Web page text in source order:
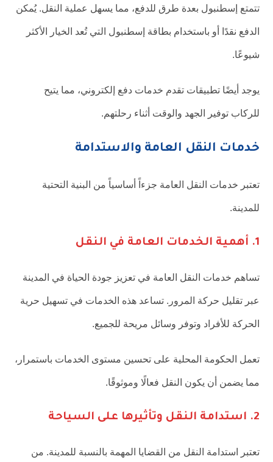
تتمتع إسطنبول بعدة طرق للدفع، مما يسهل عملية النقل. يُمكن
الدفع نقدًا أو باستخدام بطاقة إسطنبول التي تُعد الخيار الأكثر
شيوعًا.
يوجد أيضًا تطبيقات تقدم خدمات دفع إلكتروني، مما يتيح
للركاب توفير الجهد والوقت أثناء رحلتهم.
خدمات النقل العامة والاستدامة
تعتبر خدمات النقل العامة جزءاً أساسياً من البنية التحتية
للمدينة.
1. أهمية الخدمات العامة في النقل
تساهم خدمات النقل العامة في تعزيز جودة الحياة في المدينة
عبر تقليل حركة المرور. تساعد هذه الخدمات في تسهيل حرية
الحركة للأفراد وتوفر وسائل مريحة للجميع.
تعمل الحكومة المحلية على تحسين مستوى الخدمات باستمرار،
مما يضمن أن يكون النقل فعالًا وموثوقًا.
2. استدامة النقل وتأثيرها على السياحة
تعتبر استدامة النقل من القضايا المهمة بالنسبة للمدينة. من